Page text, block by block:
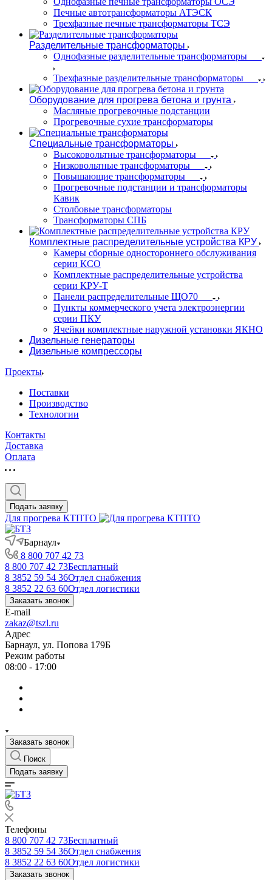
Печные автотрансформаторы АТЭСК
Трехфазные печные трансформаторы ТСЭ
Разделительные трансформаторы
Однофазные разделительные трансформаторы
Трехфазные разделительные трансформаторы
Оборудование для прогрева бетона и грунта
Масляные прогревочные подстанции
Прогревочные сухие трансформаторы
Специальные трансформаторы
Высоковольтные трансформаторы
Низковольтные трансформаторы
Повышающие трансформаторы
Прогревочные подстанции и трансформаторы
Кавик
Столбовые трансформаторы
Трансформаторы СПБ
Комплектные распределительные устройства КРУ
Камеры сборные одностороннего обслуживания
серии КСО
Комплектные распределительные устройства
серии КРУ-Т
Панели распределительные ЩО70
Пункты коммерческого учета электроэнергии
серии ПКУ
Ячейки комплектные наружной установки ЯКНО
Дизельные генераторы
Дизельные компрессоры
Проекты
Поставки
Производство
Технологии
Контакты
Доставка
Оплата
Подать заявку
Для прогрева КТПТО
Барнаул
8 800 707 42 73
8 800 707 42 73Бесплатный
8 3852 59 54 36Отдел снабжения
8 3852 22 63 60Отдел логистики
Заказать звонок
E-mail
zakaz@tszl.ru
Адрес
Барнаул, ул. Попова 179Б
Режим работы
08:00 - 17:00
Заказать звонок
Поиск
Подать заявку
Телефоны
8 800 707 42 73Бесплатный
8 3852 59 54 36Отдел снабжения
8 3852 22 63 60Отдел логистики
Заказать звонок